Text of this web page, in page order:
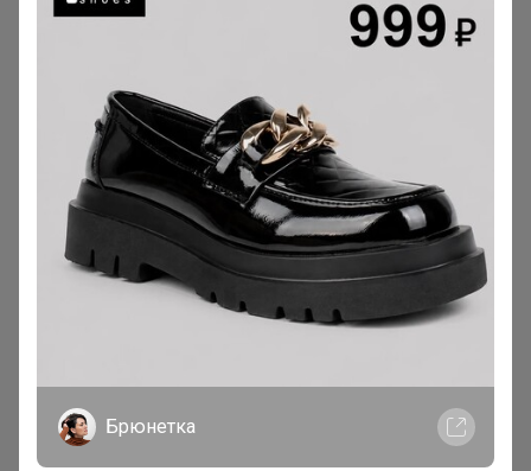
Укрывной материал 60 черн.
Брюнетка